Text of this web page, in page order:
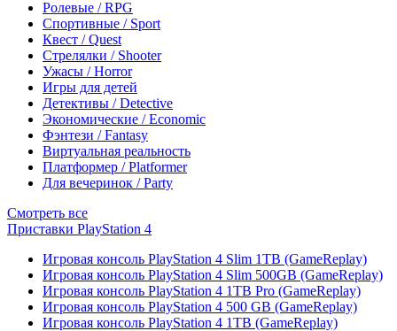
Ролевые / RPG
Спортивные / Sport
Квест / Quest
Стрелялки / Shooter
Ужасы / Horror
Игры для детей
Детективы / Detective
Экономические / Economic
Фэнтези / Fantasy
Виртуальная реальность
Платформер / Platformer
Для вечеринок / Party
Смотреть все
Приставки PlayStation 4
Игровая консоль PlayStation 4 Slim 1TB (GameReplay)
Игровая консоль PlayStation 4 Slim 500GB (GameReplay)
Игровая консоль PlayStation 4 1TB Pro (GameReplay)
Игровая консоль PlayStation 4 500 GB (GameReplay)
Игровая консоль PlayStation 4 1TB (GameReplay)